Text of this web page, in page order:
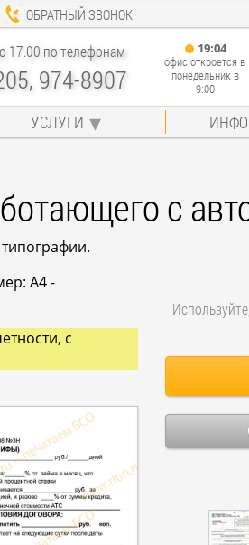
ОБРАТНЫЙ ЗВОНОК
17.00 по телефонам
974-8907
19:04
офис откроется в
понедельник в
9:00
УСЛУГИ
с
A4 -
с